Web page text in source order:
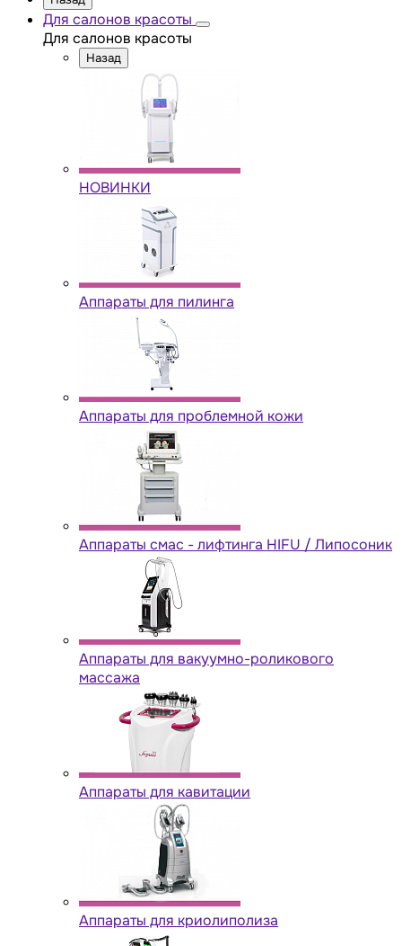
Для салонов красоты
Для салонов красоты
Назад
НОВИНКИ
Аппараты для пилинга
Аппараты для проблемной кожи
Аппараты cмас - лифтинга HIFU / Липосоник
Аппараты для вакуумно-роликового
массажа
Аппараты для кавитации
Аппараты для криолиполиза